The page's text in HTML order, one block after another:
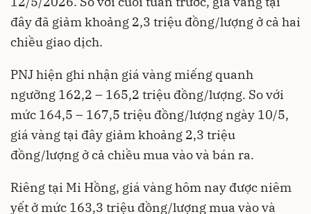
đây đã giảm khoảng 2,3 triệu đồng/lượng ở cả hai
chiều giao dịch.
PNJ hiện ghi nhận giá vàng miếng quanh
ngưỡng 162,2 – 165,2 triệu đồng/lượng. So với
mức 164,5 – 167,5 triệu đồng/lượng ngày 10/5,
giá vàng tại đây giảm khoảng 2,3 triệu
đồng/lượng ở cả chiều mua vào và bán ra.
Riêng tại Mi Hồng, giá vàng hôm nay được niêm
yết ở mức 163,3 triệu đồng/lượng mua vào và